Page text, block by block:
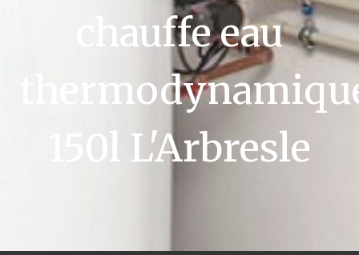
chauffe eau
150l L'Arbresle